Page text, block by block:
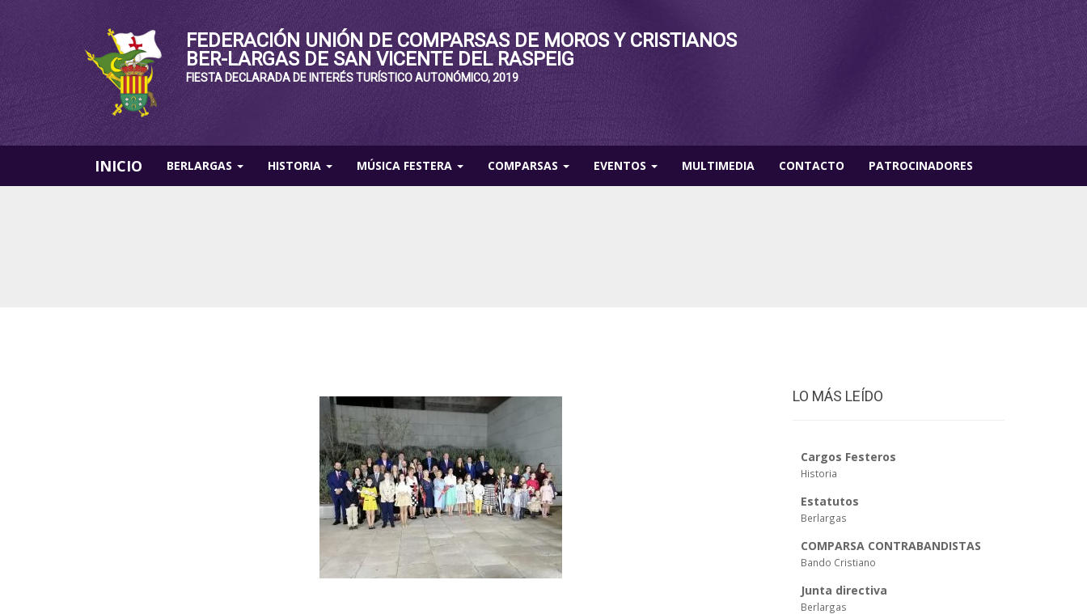
FEDERACIÓN UNIÓN DE COMPARSAS DE MOROS Y CRISTIANOS
BER-LARGAS DE SAN VICENTE DEL RASPEIG
FIESTA DECLARADA DE INTERÉS TURÍSTICO AUTONÓMICO, 2019
INICIO BERLARGAS HISTORIA MÚSICA FESTERA COMPARSAS EVENTOS MULTIMEDIA CONTACTO PATROCINADORES
LO MÁS LEÍDO
Cargos Festeros
Historia
Estatutos
Berlargas
COMPARSA CONTRABANDISTAS
Bando Cristiano
Junta directiva
Berlargas